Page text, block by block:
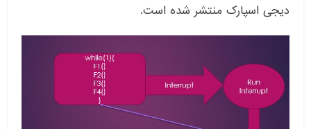
دیجی اسپارک منتشر شده است.